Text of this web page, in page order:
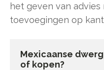
het geven van
toevoegingen op
Mexicaanse
of kopen?